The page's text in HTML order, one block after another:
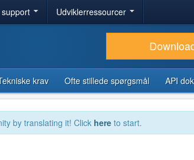
Udviklerressourcer
krav Ofte stillede spørgsmål API
by translating it! Click here to start.